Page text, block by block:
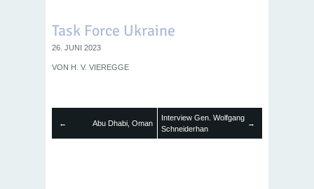
Task Force Ukraine
26. JUNI 2023
VON H. V. VIEREGGE
← Abu Dhabi, Oman
Interview Gen. Wolfgang
Schneiderhan
→